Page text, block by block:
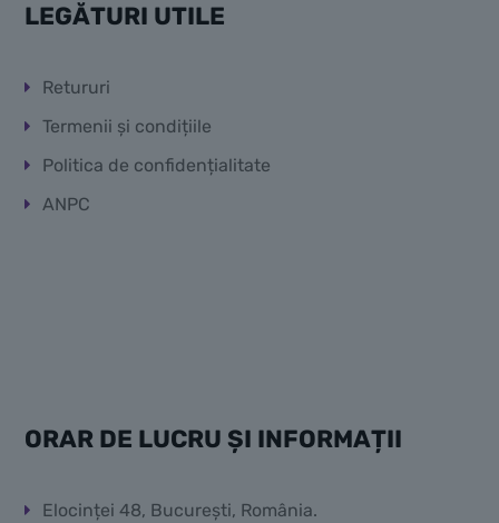
LEGĂTURI UTILE
Retururi
Termenii și condițiile
Politica de confidențialitate
ANPC
ORAR DE LUCRU ȘI INFORMAȚII
Elocinței 48, București, România.